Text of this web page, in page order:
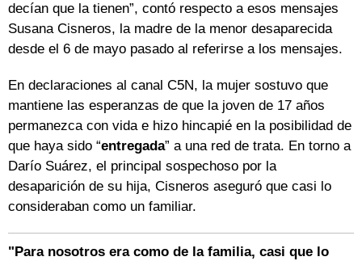
decían que la tienen”, contó respecto a esos mensajes
Susana Cisneros, la madre de la menor desaparecida
desde el 6 de mayo pasado al referirse a los mensajes.
En declaraciones al canal C5N, la mujer sostuvo que
mantiene las esperanzas de que la joven de 17 años
permanezca con vida e hizo hincapié en la posibilidad de
que haya sido “entregada” a una red de trata. En torno a
Darío Suárez, el principal sospechoso por la
desaparición de su hija, Cisneros aseguró que casi lo
consideraban como un familiar.
"Para nosotros era como de la familia, casi que lo